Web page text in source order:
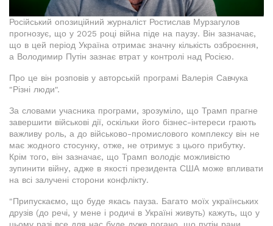
Російський опозиційний журналіст Ростислав Мурзагулов
прогнозує, що у 2025 році війна піде на паузу. Він зазначає,
що в цей період Україна отримає значну кількість озброєння,
а Володимир Путін зазнає втрат у контролі над Росією.
Про це він розповів у авторській програмі Валерія Савчука
"Різні люди".
За словами учасника програми, зрозуміло, що Трамп прагне
завершити військові дії, оскільки його бізнес-інтереси грають
важливу роль, а до військово-промислового комплексу він не
має жодного стосунку, отже, не отримує з цього прибутку.
Крім того, він зазначає, що Трамп володіє можливістю
зупинити війну, адже в якості президента США може впливати
на всі залучені сторони конфлікту.
"Припускаємо, що буде якась пауза. Багато моїх українських
друзів (до речі, у мене і родичі в Україні живуть) кажуть, що у
цьому разі все для нас буде дуже погано, що путін рани